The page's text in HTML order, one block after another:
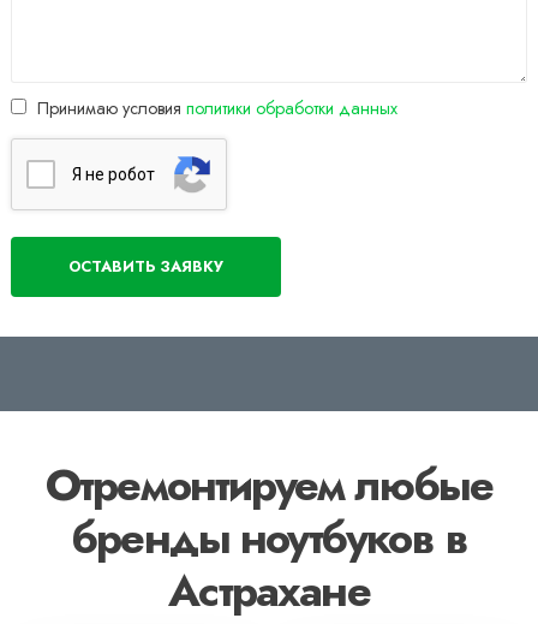
Принимаю условия политики обработки данных
Я нe poбoт
Отремонтируем любые
бренды ноутбуков в
Астрахане